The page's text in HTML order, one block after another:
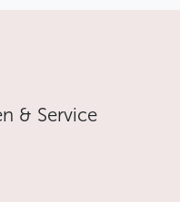
& Service